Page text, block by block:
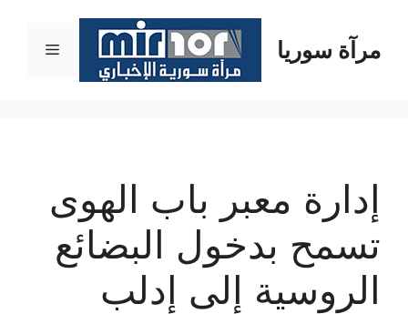
المحتوىمرآة سوريا القائمة
إدارة معبر باب الهوى
تسمح بدخول البضائع
الروسية إلى إدلب